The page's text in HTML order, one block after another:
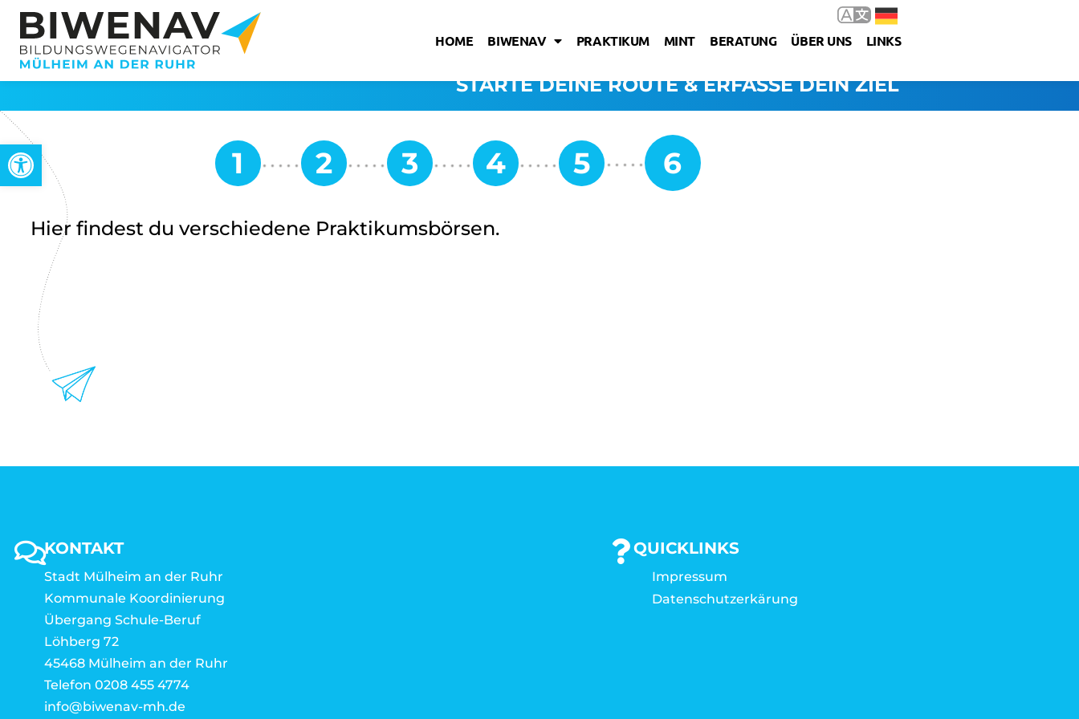
Open toolbar
HOME BIWENAV PRAKTIKUM MINT BERATUNG ÜBER UNS LINKS
STARTE DEINE ROUTE & ERFASSE DEIN ZIEL
Hier findest du verschiedene Praktikumsbörsen.
KONTAKT
Stadt Mülheim an der Ruhr
Kommunale Koordinierung
Übergang Schule-Beruf
Löhberg 72
45468 Mülheim an der Ruhr
Telefon 0208 455 4774
info@biwenav-mh.de
QUICKLINKS
Impressum
Datenschutzerkärung